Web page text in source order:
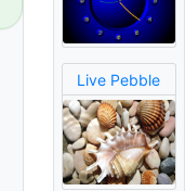
Live Pebble